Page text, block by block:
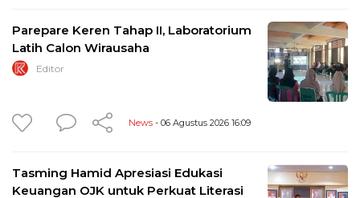
Parepare Keren Tahap II, Laboratorium
Latih Calon Wirausaha
Editor
News - 06 Agustus 2026 16:09
Tasming Hamid Apresiasi Edukasi
Keuangan OJK untuk Perkuat Literasi